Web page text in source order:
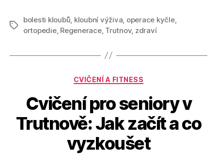
Štítky
bolesti kloubů, kloubní výživa, operace kyčle,
ortopedie, Regenerace, Trutnov, zdraví
Rubriky
CVIČENÍ A FITNESS
Cvičení pro seniory v
Trutnově: Jak začít a co
vyzkoušet